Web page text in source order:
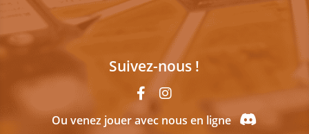
Suivez-nous !
Ou venez jouer avec nous en ligne